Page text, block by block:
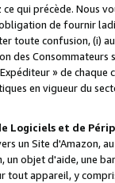
qui précède. Nous
de fournir
toute confusion, (i)
des
» de
en vigueur du
Logiciels et de
un Site d'Amazon,
un objet d'aide, une
tout appareil, y